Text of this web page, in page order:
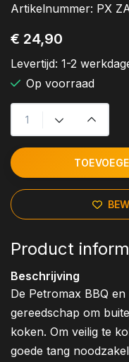
Artikelnummer: PX
€ 24,90
Levertijd: 1-2
Op voorraad
Product
Beschrijving
De Petromax BBQ
gereedschap om
koken. Om veilig te
goede tang